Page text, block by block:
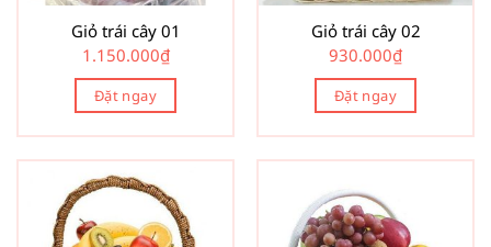
Giỏ trái cây 01
1.150.000₫
Đặt ngay
Giỏ trái cây 02
930.000₫
Đặt ngay